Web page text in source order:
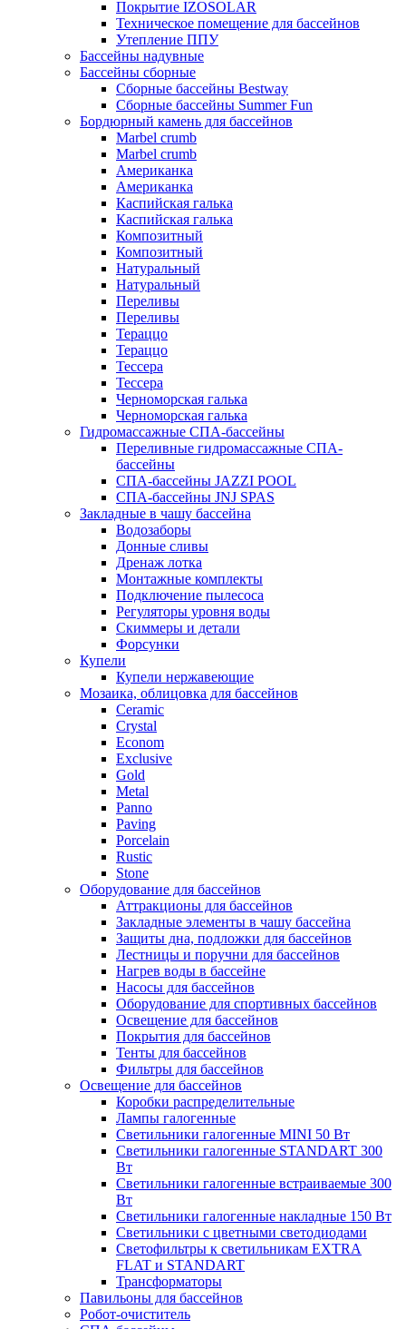
Покрытие IZOSOLAR
Техническое помещение для бассейнов
Утепление ППУ
Бассейны надувные
Бассейны сборные
Сборные бассейны Bestway
Сборные бассейны Summer Fun
Бордюрный камень для бассейнов
Marbel crumb
Marbel crumb
Американка
Американка
Каспийская галька
Каспийская галька
Композитный
Композитный
Натуральный
Натуральный
Переливы
Переливы
Тераццо
Тераццо
Тессера
Тессера
Черноморская галька
Черноморская галька
Гидромассажные СПА-бассейны
Переливные гидромассажные СПА-
бассейны
СПА-бассейны JAZZI POOL
СПА-бассейны JNJ SPAS
Закладные в чашу бассейна
Водозаборы
Донные сливы
Дренаж лотка
Монтажные комплекты
Подключение пылесоса
Регуляторы уровня воды
Скиммеры и детали
Форсунки
Купели
Купели нержавеющие
Мозаика, облицовка для бассейнов
Ceramic
Crystal
Econom
Exclusive
Gold
Metal
Panno
Paving
Porcelain
Rustic
Stone
Оборудование для бассейнов
Аттракционы для бассейнов
Закладные элементы в чашу бассейна
Защиты дна, подложки для бассейнов
Лестницы и поручни для бассейнов
Нагрев воды в бассейне
Насосы для бассейнов
Оборудование для спортивных бассейнов
Освещение для бассейнов
Покрытия для бассейнов
Тенты для бассейнов
Фильтры для бассейнов
Освещение для бассейнов
Коробки распределительные
Лампы галогенные
Светильники галогенные MINI 50 Вт
Светильники галогенные STANDART 300
Вт
Светильники галогенные встраиваемые 300
Вт
Светильники галогенные накладные 150 Вт
Светильники с цветными светодиодами
Светофильтры к светильникам EXTRA
FLAT и STANDART
Трансформаторы
Павильоны для бассейнов
Робот-очиститель